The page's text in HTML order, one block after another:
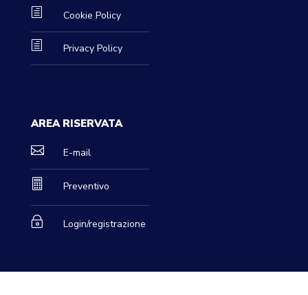
h Cookie Policy
h Privacy Policy
AREA RISERVATA
 E-mail
 Preventivo
~ Login/registrazione